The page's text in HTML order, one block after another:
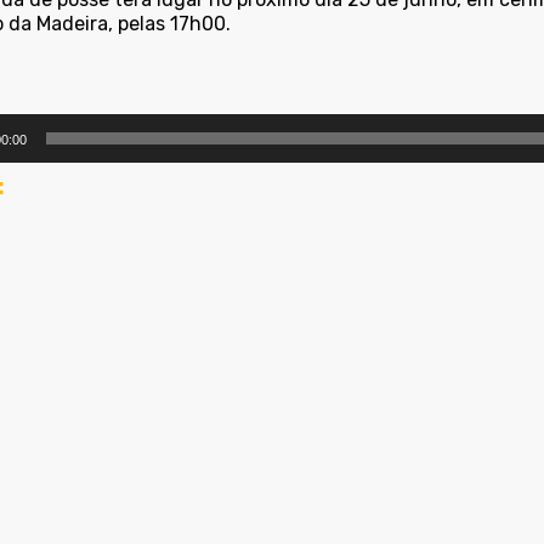
da Madeira, pelas 17h00.